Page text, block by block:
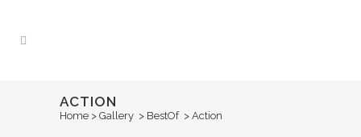
ACTION
Home > Gallery > BestOf > Action